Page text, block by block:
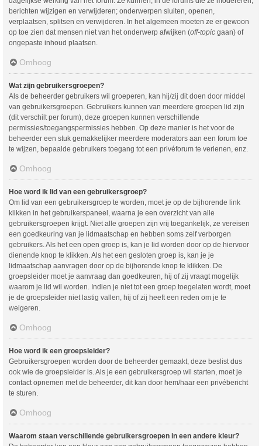
berichten wijzigen en verwijderen; onderwerpen sluiten, openen,
verplaatsen, splitsen en verwijderen. In het algemeen moeten ze er gewoon
op toe zien dat mensen niet van het onderwerp afwijken (off-topic gaan) of
ongepaste inhoud plaatsen.
Omhoog
Wat zijn gebruikersgroepen?
Als de beheerder gebruikers wil groeperen, kan hij/zij dit doen door middel
van gebruikersgroepen. Gebruikers kunnen van meerdere groepen lid zijn
(dit verschilt per forum), deze groepen kunnen verschillende
permissies/toegangspermissies hebben. Op deze manier is het voor de
beheerder een stuk gemakkelijker meerdere moderators aan een forum toe
te wijzen, bepaalde gebruikers toegang tot een privéforum te verlenen, enz.
Omhoog
Hoe word ik lid van een gebruikersgroep?
Om lid van een gebruikersgroep te worden, moet je op de bijhorende link
klikken in het gebruikerspaneel, waarna je een overzicht van alle
gebruikersgroepen krijgt. Niet alle groepen zijn vrij toegankelijk, ze vereisen
een goedkeuring van je lidmaatschap en hebben soms zelf verborgen
gebruikers. Als het een open groep is, kan je lid worden door op de hiervoor
dienende knop te klikken. Als het een gesloten groep is, kan je je
lidmaatschap aanvragen door op de bijhorende knop te klikken. De
groepsleider moet je aanvraag dan goedkeuren, hij of zij vraagt mogelijk
waarom je lid wil worden. Indien je niet tot een groep toegelaten wordt, moet
je de groepsleider niet lastig vallen, hij of zij heeft een reden om je te
weigeren.
Omhoog
Hoe word ik een groepsleider?
Gebruikersgroepen worden door de beheerder gemaakt, deze beslist dus
ook wie de groepsleider is. Als je een gebruikersgroep wil starten, moet je
contact opnemen met de beheerder, dit kan door hem/haar een privébericht
te sturen.
Omhoog
Waarom staan verschillende gebruikersgroepen in een andere kleur?